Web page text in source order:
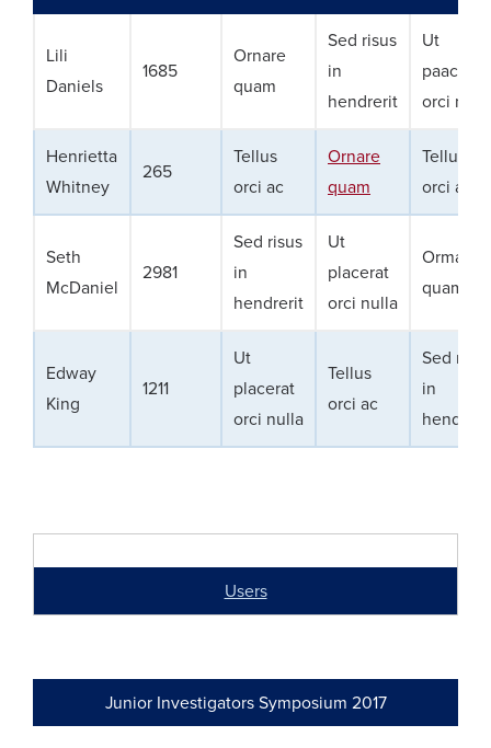
Lili
Daniels
1685
Ornare
quam
Sed risus
in
hendrerit
Ut
paacerat
orci nulla
Henrietta
Whitney
265
Tellus
orci ac
Ornare
quam
Tellus
orci ac
Seth
McDaniel
2981
Sed risus
in
hendrerit
Ut
placerat
orci nulla
Ormare
quam
Edway
King
1211
Ut
placerat
orci nulla
Tellus
orci ac
Sed risus
in
hendrerit
Users
Junior Investigators Symposium 2017